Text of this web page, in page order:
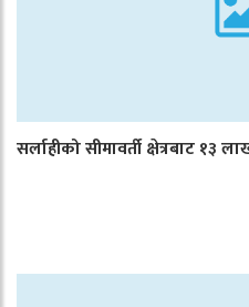
सर्लाहीको सीमावर्ती क्षेत्रबाट १३